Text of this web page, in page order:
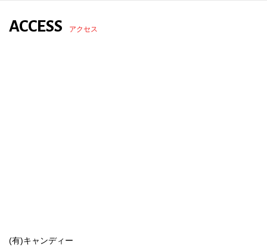
ACCESS アクセス
(有)キャンディー